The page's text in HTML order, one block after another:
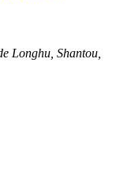
Longhu, Shantou,